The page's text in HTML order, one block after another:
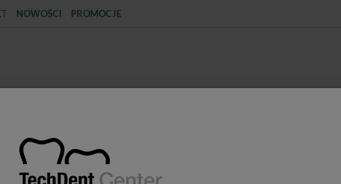
NOWOŚCI PROMOCJE
STERYLIZACJA